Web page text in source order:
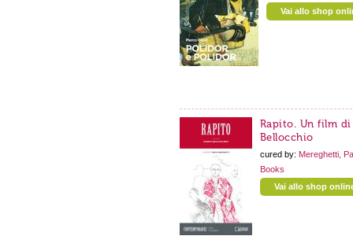
Vai allo shop
Rapito. Un film di
Bellocchio
cured by: Mereghetti,
Books
Vai allo shop